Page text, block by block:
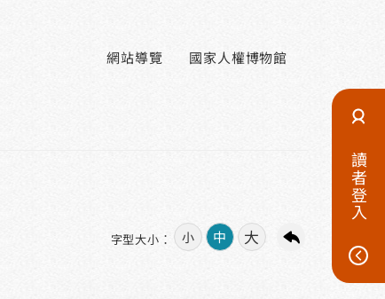
網站導覽 國家人權博物館
讀者登入
字型大小： 小 中 大